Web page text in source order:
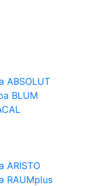
ABSOLUT
BLUM
ARISTO
RAUMplus